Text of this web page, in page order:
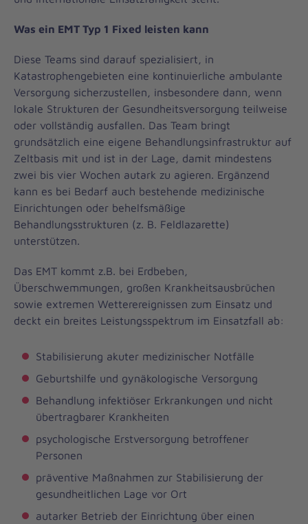
Was ein EMT Typ 1 Fixed leisten kann
Diese Teams sind darauf spezialisiert, in
Katastrophengebieten eine kontinuierliche ambulante
Versorgung sicherzustellen, insbesondere dann, wenn
lokale Strukturen der Gesundheitsversorgung teilweise
oder vollständig ausfallen. Das Team bringt
grundsätzlich eine eigene Behandlungsinfrastruktur auf
Zeltbasis mit und ist in der Lage, damit mindestens
zwei bis vier Wochen autark zu agieren. Ergänzend
kann es bei Bedarf auch bestehende medizinische
Einrichtungen oder behelfsmäßige
Behandlungsstrukturen (z. B. Feldlazarette)
unterstützen.
Das EMT kommt z.B. bei Erdbeben,
Überschwemmungen, großen Krankheitsausbrüchen
sowie extremen Wetterereignissen zum Einsatz und
deckt ein breites Leistungsspektrum im Einsatzfall ab:
Stabilisierung akuter medizinischer Notfälle
Geburtshilfe und gynäkologische Versorgung
Behandlung infektiöser Erkrankungen und nicht
übertragbarer Krankheiten
psychologische Erstversorgung betroffener
Personen
präventive Maßnahmen zur Stabilisierung der
gesundheitlichen Lage vor Ort
autarker Betrieb der Einrichtung über einen